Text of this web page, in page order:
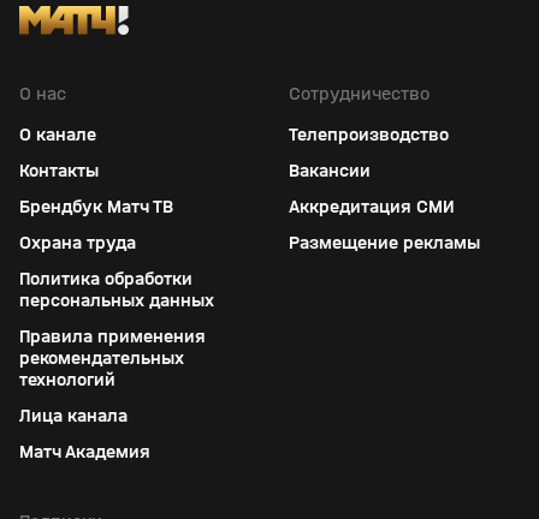
О нас
О канале
Контакты
Брендбук Матч ТВ
Охрана труда
Политика обработки
персональных данных
Правила применения
рекомендательных
технологий
Лица канала
Матч Академия
Сотрудничество
Телепроизводство
Вакансии
Аккредитация СМИ
Размещение рекламы